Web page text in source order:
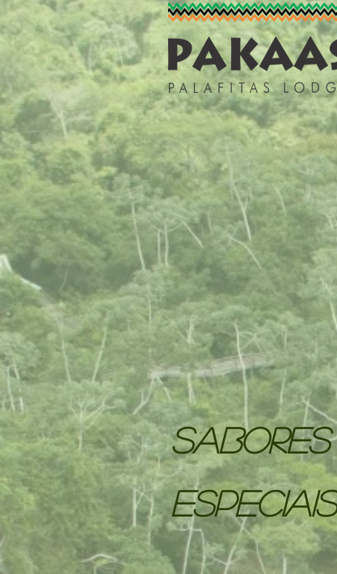
Pakaas Palafitas Lodge Hotel de Selva
SABORES
ESPECIAIS